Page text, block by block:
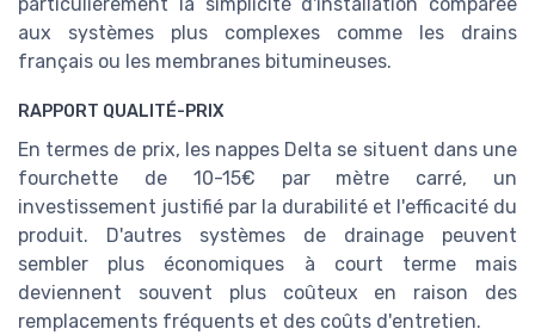
aux systèmes plus complexes comme les drains
français ou les membranes bitumineuses.
RAPPORT QUALITÉ-PRIX
En termes de prix, les nappes Delta se situent dans une
fourchette de 10-15€ par mètre carré, un
investissement justifié par la durabilité et l'efficacité du
produit. D'autres systèmes de drainage peuvent
sembler plus économiques à court terme mais
deviennent souvent plus coûteux en raison des
remplacements fréquents et des coûts d'entretien.